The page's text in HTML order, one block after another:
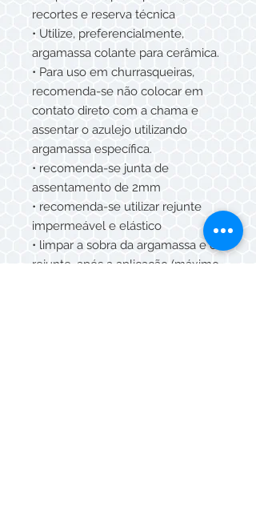
recortes e reserva técnica
• Utilize, preferencialmente,
argamassa colante para cerâmica.
• Para uso em churrasqueiras,
recomenda-se não colocar em
contato direto com a chama e
assentar o azulejo utilizando
argamassa específica.
• recomenda-se junta de
assentamento de 2mm
• recomenda-se utilizar rejunte
impermeável e elástico
• limpar a sobra da argamassa e do
rejunte, após a aplicação (máximo